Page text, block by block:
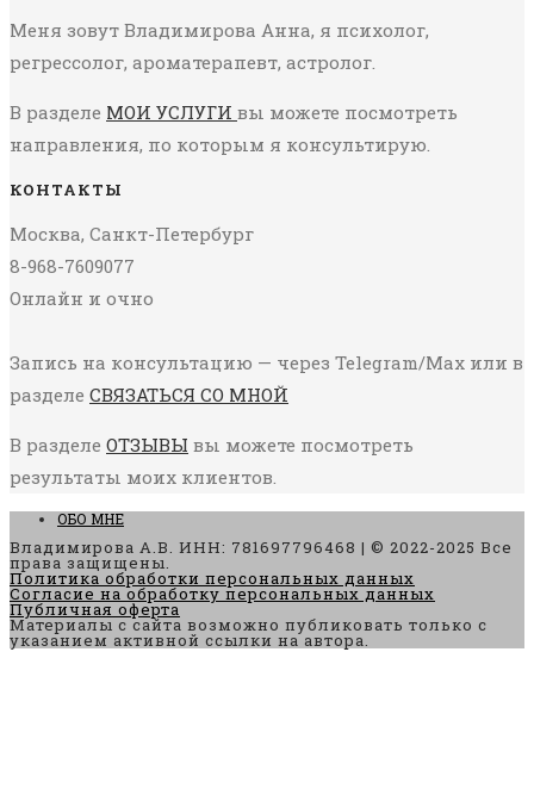
Меня зовут Владимирова Анна, я психолог,
регрессолог, ароматерапевт, астролог.
В разделе МОИ УСЛУГИ вы можете посмотреть
направления, по которым я консультирую.
КОНТАКТЫ
Москва, Санкт-Петербург
8-968-7609077
Онлайн и очно
Запись на консультацию — через Telegram/Max или в
разделе СВЯЗАТЬСЯ СО МНОЙ
В разделе ОТЗЫВЫ вы можете посмотреть
результаты моих клиентов.
ОБО МНЕ
Владимирова А.В. ИНН: 781697796468 | © 2022-2025 Все
права защищены.
Политика обработки персональных данных
Согласие на обработку персональных данных
Публичная оферта
Материалы с сайта возможно публиковать только с
указанием активной ссылки на автора.